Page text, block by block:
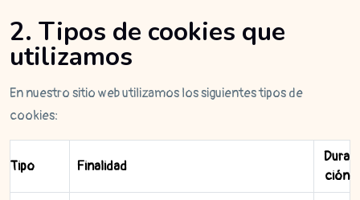
2. Tipos de cookies que
utilizamos
En nuestro sitio web utilizamos los siguientes tipos de
cookies:
Tipo Finalidad
Dura
ción